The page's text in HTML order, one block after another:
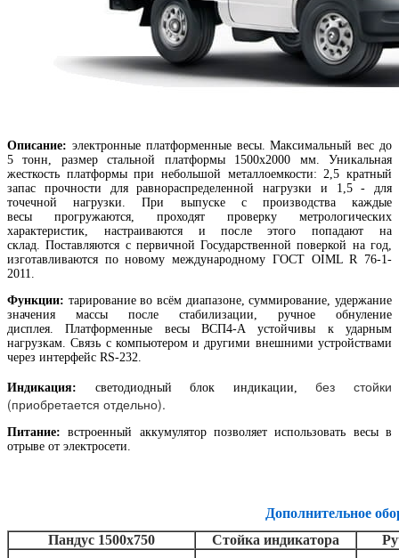
Описание: электронные платформенные весы. Максимальный вес до
5 тонн, размер стальной платформы 1500х2000 мм. Уникальная
жесткость платформы при небольшой металлоемкости: 2,5 кратный
запас прочности для равнораспределенной нагрузки и 1,5 - для
точечной нагрузки. При выпуске с производства каждые
весы прогружаются, проходят проверку метрологических
характеристик, настраиваются и после этого попадают на
склад. Поставляются с первичной Государственной поверкой на год,
изготавливаются по новому международному ГОСТ OIML R 76-1-
2011.
Функции: тарирование во всём диапазоне, суммирование, удержание
значения массы после стабилизации, ручное обнуление
дисплея. Платформенные весы ВСП4-А устойчивы к ударным
нагрузкам. Связь с компьютером и другими внешними устройствами
через интерфейс RS-232.
Индикация: светодиодный блок индикации,без стойки
(приобретается отдельно).
Питание:встроенный аккумулятор позволяет использовать весы в
отрыве от электросети.
Дополнительное
Пандус 1500х750
Стойка индикатора